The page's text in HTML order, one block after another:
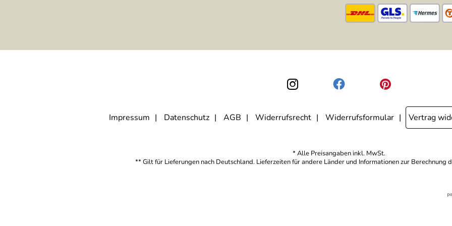
Impressum Datenschutz AGB Widerrufsrecht Widerrufsformular Vertrag
* Alle Preisangaben inkl. MwSt.
** Gilt für Lieferungen nach Deutschland. Lieferzeiten für andere Länder und Informationen zur Berechnung